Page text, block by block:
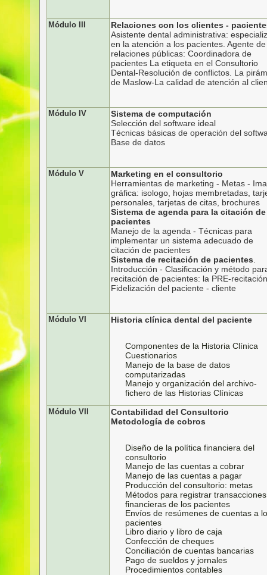
Módulo III
Relaciones con los clientes -
Asistente dental administrativa:
en la atención a los pacientes. Agente de
relaciones públicas: Coordinadora de
pacientes La etiqueta en el Consultorio
Dental-Resolución de conflictos. La
de Maslow-La calidad de atención al
Módulo IV
Sistema de computación
Selección del software ideal
Técnicas básicas de operación del
Base de datos
Módulo V
Marketing en el consultorio
Herramientas de marketing - Metas -
gráfica: isologo, hojas membretadas,
personales, tarjetas de citas, brochures
Sistema de agenda para la citación de
pacientes
Manejo de la agenda - Técnicas para
implementar un sistema adecuado de
citación de pacientes
Sistema de recitación de pacientes
Introducción - Clasificación y método
recitación de pacientes: la PRE-recitación
Fidelización del paciente - cliente
Módulo VI Historia clínica dental del paciente
Componentes de la Historia Clínica
Cuestionarios
Manejo de la base de datos
computarizadas
Manejo y organización del archivo-
fichero de las Historias Clínicas
Módulo VII
Contabilidad del Consultorio
Metodología de cobros
Diseño de la política financiera del
consultorio
Manejo de las cuentas a cobrar
Manejo de las cuentas a pagar
Producción del consultorio: metas
Métodos para registrar transacciones
financieras de los pacientes
Envíos de resúmenes de cuentas a
pacientes
Libro diario y libro de caja
Confección de cheques
Conciliación de cuentas bancarias
Pago de sueldos y jornales
Procedimientos contables